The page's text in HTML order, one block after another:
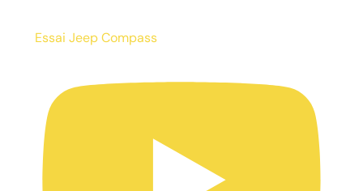
Essai Jeep Compass